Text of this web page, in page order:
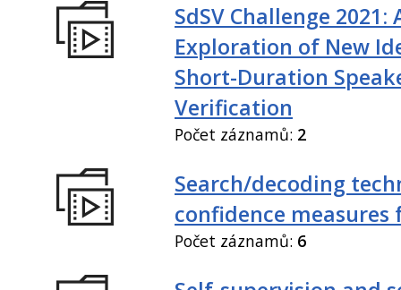
SdSV Challenge 2021:
Exploration of New
Short-Duration
Verification
Počet záznamů: 2
Search/decoding
confidence measures
Počet záznamů: 6